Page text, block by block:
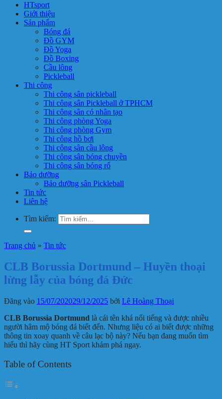
HTsport
Giới thiệu
Sản phẩm
Bóng đá
Đồ GYM
Đồ Yoga
Đồ Boxing
Cầu lông
Pickleball
Thi công
Thi công sân pickleball
Thi công sân Pickleball ở TPHCM
Thi công sân cỏ nhân tạo
Thi công phòng Yoga
Thi công phòng Gym
Thi công hồ bơi
Thi công sân cầu lông
Thi công sân bóng chuyền
Thi công sân bóng rổ
Bảo dưỡng
Bảo dưỡng sân Pickleball
Tin tức
Liên hệ
Tìm kiếm:
Trang chủ » Tin tức
CLB Borussia Dortmund – Huyền thoại
lừng lẫy của bóng đá Đức
Đăng vào 15/07/202029/12/2025 bởi Lê Hoàng Thoại
CLB Borussia Dortmund là cái tên khá nổi tiếng và được nhiều
người hâm mộ bóng đá biết đến. Nhưng liệu có ai biết được những
thông tin xoay quanh về câu lạc bộ này? Nếu bạn đang muốn tìm
hiểu thì hãy cùng HT Sport khám phá ngay.
Table of Contents